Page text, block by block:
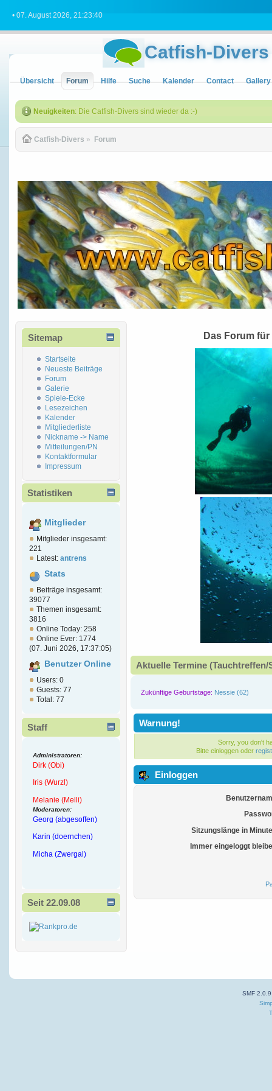
• 07. August 2026, 21:23:40
Catfish-Divers
Übersicht Forum Hilfe Suche Kalender Contact Gallery
Neuigkeiten: Die Catfish-Divers sind wieder da :-)
Catfish-Divers » Forum
Sitemap
Startseite
Neueste Beiträge
Forum
Galerie
Spiele-Ecke
Lesezeichen
Kalender
Mitgliederliste
Nickname -> Name
Mitteilungen/PN
Kontaktformular
Impressum
Statistiken
Mitglieder
Mitglieder insgesamt:
221
Latest: antrens
Stats
Beiträge insgesamt:
39077
Themen insgesamt:
3816
Online Today: 258
Online Ever: 1774
(07. Juni 2026, 17:37:05)
Benutzer Online
Users: 0
Guests: 77
Total: 77
Staff
Administratoren:
Dirk (Obi)
Iris (Wurzl)
Melanie (Melli)
Moderatoren:
Georg (abgesoffen)
Karin (doernchen)
Micha (Zwergal)
Seit 22.09.08
Das Forum
Aktuelle Termine
Zukünftige Geburtstage: Nessie (62)
Warnung!
Sorry, you don't
Bitte einloggen oder
Einloggen
Sitzungslänge in
Immer eingeloggt
SMF 2.0.9